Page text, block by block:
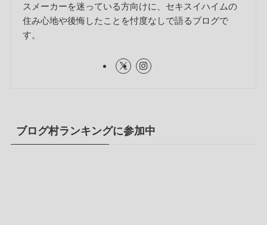
スメーカーを迷っている方向けに、セキスイハイムの
住み心地や後悔したことを忖度なしで語るブログで
す。
ブログ村ランキングに参加中